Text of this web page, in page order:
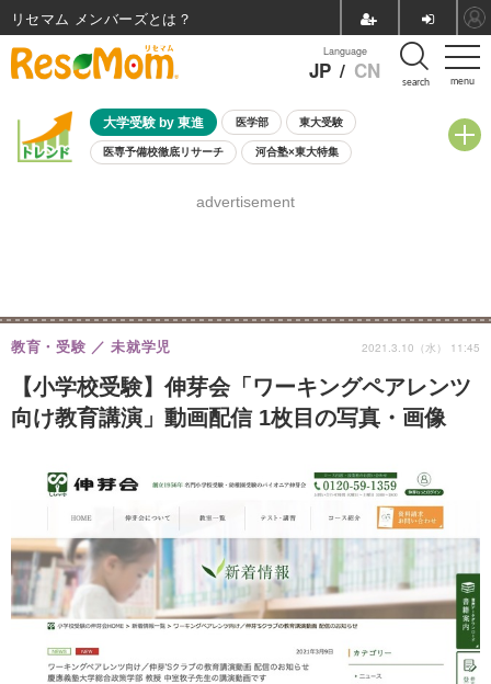
menu
Language
JP / CN search
大学受験 by 東進 医学部 東大受験
医専予備校徹底リサーチ 河合塾×東大特集
8月開催学校説明会・相談会
advertisement
【小学校受験】伸芽会「ワーキングペアレンツ
向け教育講演」動画配信 1枚目の写真・画像
教育・受験 未就学児 2021.3.10（水） 11:45
リセマム メンバーズ